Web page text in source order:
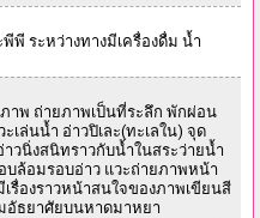
พีพี ระหว่างทางมีเครื่องดื่ม น้ำ
าพ ถ่ายภาพเป็นที่ระลึก พักผ่อน
ล่นน้ำ อ่าวปิเละ(ทะเลใน) จุด
วนิ่งสนิทราวกับน้ำในสระว่ายน้ำ
บล้อมรอบอ่าว แวะถ่ายภาพหน้า
รื่องราวหน้าสนใจของภาพเขียนสี
อัธยาศัยบนหาดมาหยา